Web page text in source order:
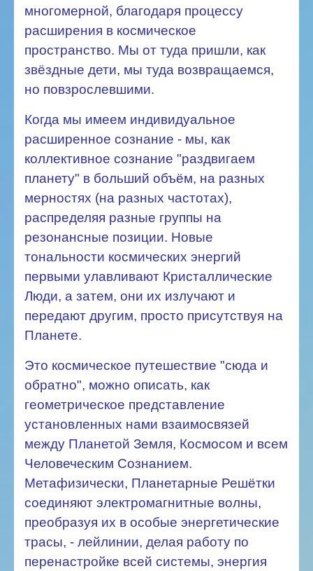
многомерной, благодаря процессу
расширения в космическое
пространство. Мы от туда пришли, как
звёздные дети, мы туда возвращаемся,
но повзрослевшими.
Когда мы имеем индивидуальное
расширенное сознание - мы, как
коллективное сознание "раздвигаем
планету" в больший объём, на разных
мерностях (на разных частотах),
распределяя разные группы на
резонансные позиции. Новые
тональности космических энергий
первыми улавливают Кристаллические
Люди, а затем, они их излучают и
передают другим, просто присутствуя на
Планете.
Это космическое путешествие "сюда и
обратно", можно описать, как
геометрическое представление
установленных нами взаимосвязей
между Планетой Земля, Космосом и всем
Человеческим Сознанием.
Метафизически, Планетарные Решётки
соединяют электромагнитные волны,
преобразуя их в особые энергетические
трасы, - лейлинии, делая работу по
перенастройке всей системы, энергия